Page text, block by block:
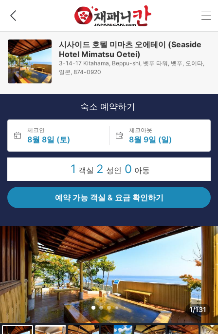
시사이드 호텔 미마츠 오에테이 (Seaside
Hotel Mimatsu Oetei)
3-14-17 Kitahama, Beppu-shi, 벳푸 타워, 벳푸, 오이타,
일본, 874-0920
숙소 예약하기
체크인
8월 8일 (토)
체크아웃
8월 9일 (일)
1 객실 2 성인 0 아동
예약 가능 객실 & 요금 확인하기
1/131